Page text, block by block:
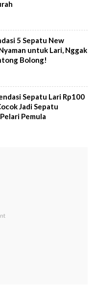
5 Sepatu New
untuk Lari, Nggak
Bolong!
Sepatu Lari Rp100
Jadi Sepatu
Pemula